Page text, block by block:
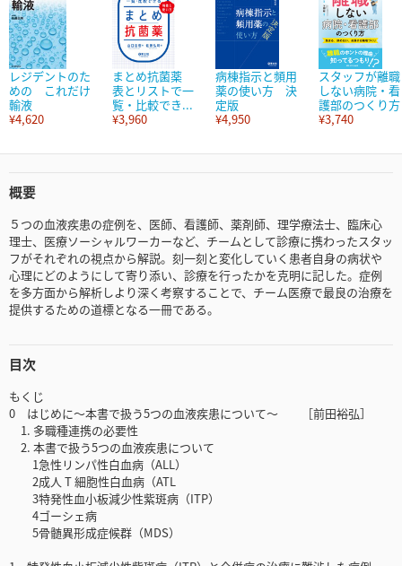
レジデントのた
めの これだけ
輸液
¥4,620
まとめ抗菌薬
表とリストで一
覧・比較でき...
¥3,960
病棟指示と頻用
薬の使い方 決
定版
¥4,950
スタッフが離職
しない病院・看
護部のつくり方
¥3,740
概要
５つの血液疾患の症例を、医師、看護師、薬剤師、理学療法士、臨床心
理士、医療ソーシャルワーカーなど、チームとして診療に携わったスタッ
フがそれぞれの視点から解説。刻一刻と変化していく患者自身の病状や
心理にどのようにして寄り添い、診療を行ったかを克明に記した。症例
を多方面から解析しより深く考察することで、チーム医療で最良の治療を
提供するための道標となる一冊である。
目次
もくじ
0 はじめに〜本書で扱う5つの血液疾患について〜 ［前田裕弘］
1. 多職種連携の必要性
2. 本書で扱う5つの血液疾患について
1急性リンパ性白血病（ALL）
2成人 T 細胞性白血病（ATL
3特発性血小板減少性紫斑病（ITP）
4ゴーシェ病
5骨髄異形成症候群（MDS）